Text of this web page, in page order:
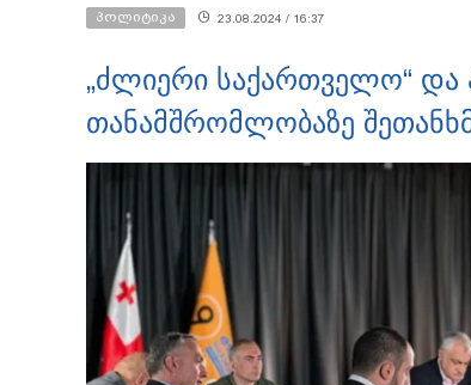
პოლიტიკა 23.08.2024 / 16:37
„ძლიერი საქართველო“ და
თანამშრომლობაზე